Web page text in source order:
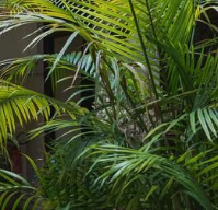
est-il
Souvenirs